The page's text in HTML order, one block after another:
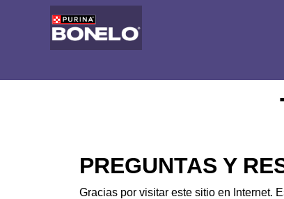
Pasar al contenido principal
Menú Secundario Bonelo
PREGUNTAS Y
Gracias por visitar este sitio en Internet.